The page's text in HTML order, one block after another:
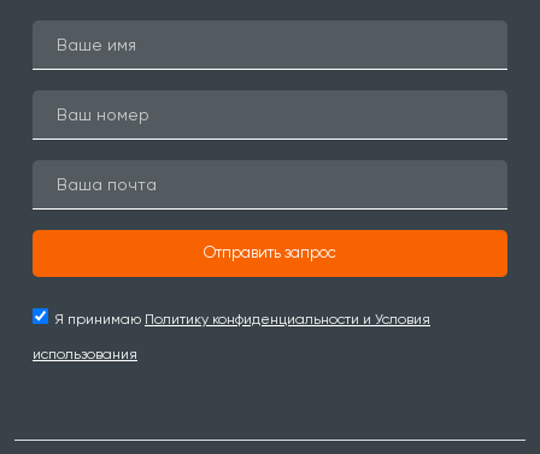
Отправить запрос
Я принимаю Политику конфиденциальности и Условия
использования